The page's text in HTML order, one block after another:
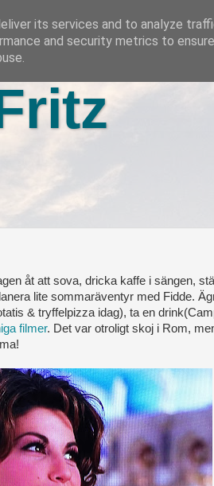
åt att sova, dricka kaffe i sängen,
lite sommaräventyr med Fidde.
& tryffelpizza idag), ta en
filmer. Det var otroligt skoj i Rom,
its services and to analyze
and security metrics to